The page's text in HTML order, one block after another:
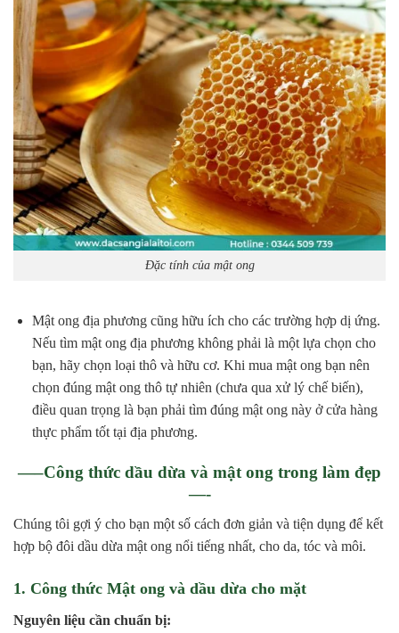
Đặc tính của mật ong
Mật ong địa phương cũng hữu ích cho các trường hợp dị ứng.
Nếu tìm mật ong địa phương không phải là một lựa chọn cho
bạn, hãy chọn loại thô và hữu cơ. Khi mua mật ong bạn nên
chọn đúng mật ong thô tự nhiên (chưa qua xử lý chế biến),
điều quan trọng là bạn phải tìm đúng mật ong này ở cửa hàng
thực phẩm tốt tại địa phương.
—–Công thức dầu dừa và mật ong trong làm đẹp
—-
Chúng tôi gợi ý cho bạn một số cách đơn giản và tiện dụng để kết
hợp bộ đôi dầu dừa mật ong nổi tiếng nhất, cho da, tóc và môi.
1. Công thức Mật ong và dầu dừa cho mặt
Nguyên liệu cần chuẩn bị: